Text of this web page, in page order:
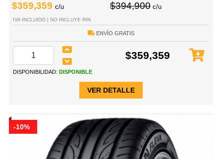
$359,359 c/u $394,900 c/u
IVA INCLUIDO | NO INCLUYE RIN
ENVÍO GRATIS
$359,359
DISPONIBILIDAD: DISPONIBLE
VER DETALLE
-10%